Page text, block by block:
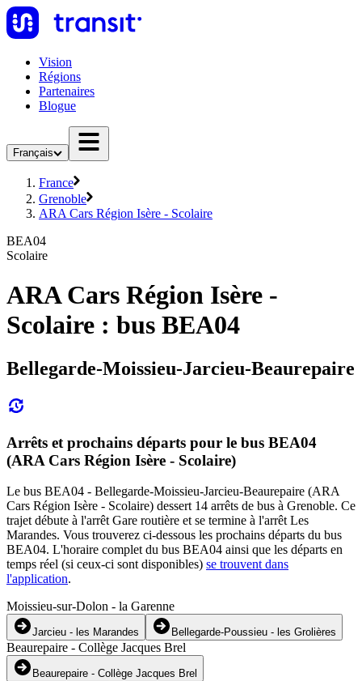
Vision
Régions
Partenaires
Blogue
Français
France
Grenoble
ARA Cars Région Isère - Scolaire
BEA04
Scolaire
ARA Cars Région Isère -
Scolaire : bus BEA04
Bellegarde-Moissieu-Jarcieu-Beaurepaire
Arrêts et prochains départs pour le bus BEA04
(ARA Cars Région Isère - Scolaire)
Le bus BEA04 - Bellegarde-Moissieu-Jarcieu-Beaurepaire (ARA
Cars Région Isère - Scolaire) dessert 14 arrêts de bus à Grenoble. Ce
trajet débute à l'arrêt Gare routière et se termine à l'arrêt Les
Marandes. Vous trouverez ci-dessous les prochains départs du bus
BEA04. L'horaire complet du bus BEA04 ainsi que les départs en
temps réel (si ceux-ci sont disponibles) se trouvent dans
l'application.
Moissieu-sur-Dolon - la Garenne
Jarcieu - les Marandes Bellegarde-Poussieu - les Grolières
Beaurepaire - Collège Jacques Brel
Beaurepaire - Collège Jacques Brel